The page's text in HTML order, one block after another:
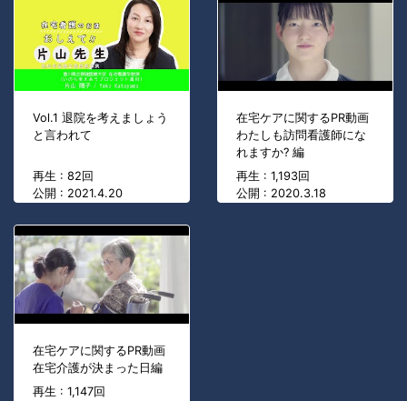
Vol.1 退院を考えましょう
と言われて
再生 : 82回
公開 : 2021.4.20
在宅ケアに関するPR動画
わたしも訪問看護師にな
れますか? 編
再生 : 1,193回
公開 : 2020.3.18
在宅ケアに関するPR動画
在宅介護が決まった日編
再生 : 1,147回